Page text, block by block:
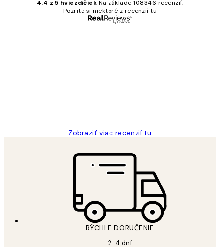
4.4 z 5 hviezdičiek Na základe 108346 recenzií.
Pozrite si niektoré z recenzií tu
Zobraziť viac recenzií tu
RÝCHLE DORUČENIE
2-4 dní